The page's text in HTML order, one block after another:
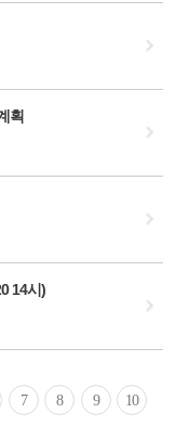
획
14시)
7 8 9 10